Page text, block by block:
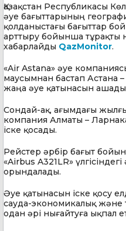
Қазақстан Республикасы
әуе бағыттарының
қолданыстағы бағыттар
арттыру бойынша тұрақты
хабарлайды QazMonitor.
«Air Astana» әуе
маусымнан бастап Астана
жаңа әуе қатынасын
Сондай-ақ, ағымдағы
компания Алматы –
іске қосады.
Рейстер әрбір бағыт
«Airbus A321LR»
орындалады.
Әуе қатынасын іске қосу
сауда-экономикалық және
одан әрі нығайтуға ықпал